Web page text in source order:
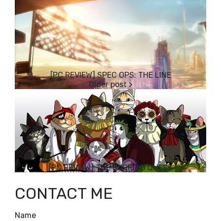
[PC REVIEW] SPEC OPS: THE LINE
[PC REVIEW] THE PURRING QUEST
CONTACT ME
Name